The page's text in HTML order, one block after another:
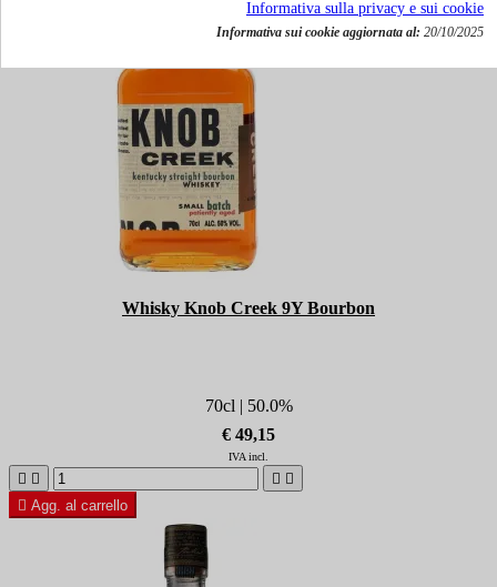
Whisky Knob Creek 9Y Bourbon
70cl | 50.0%
€ 49,15
IVA incl.
   
 Agg. al carrello
Informativa sulla privacy e sui cookie
Informativa sui cookie aggiornata al: 20/10/2025